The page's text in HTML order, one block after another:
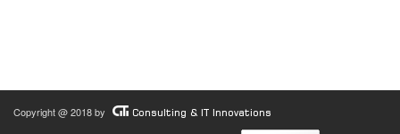
Copyright @ 2018 by Consulting & IT Innovations